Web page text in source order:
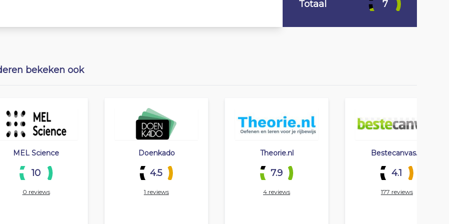
Totaal 7
bekeken ook
MEL Science
10
0 reviews
Doenkado
4.5
1 reviews
Theorie.nl
7.9
4 reviews
Bestecanvas.nl
4.1
177 reviews